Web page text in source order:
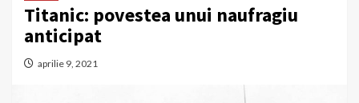
Titanic: povestea unui naufragiu
anticipat
aprilie 9, 2021